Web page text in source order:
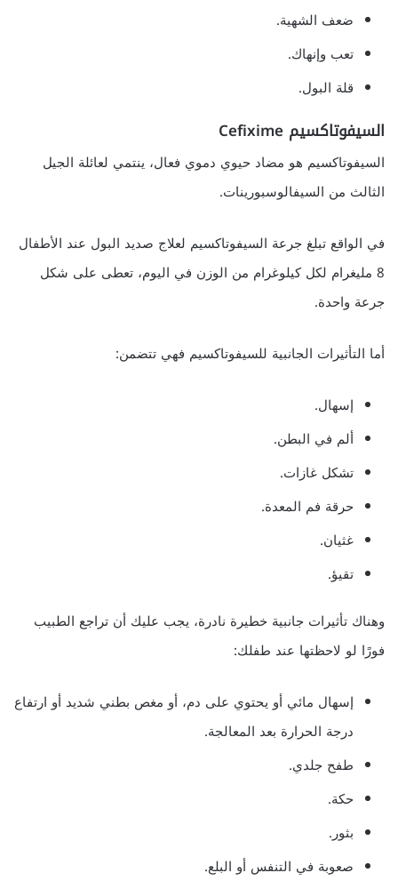
ضعف الشهية.
تعب وإنهاك.
قلة البول.
السيفوتاكسيم Cefixime
السيفوتاكسيم هو مضاد حيوي دموي فعال، ينتمي لعائلة الجيل
الثالث من السيفالوسبورينات.
في الواقع تبلغ جرعة السيفوتاكسيم لعلاج صديد البول عند الأطفال
8 مليغرام لكل كيلوغرام من الوزن في اليوم، تعطى على شكل
جرعة واحدة.
أما التأثيرات الجانبية للسيفوتاكسيم فهي تتضمن:
إسهال.
ألم في البطن.
تشكل غازات.
حرقة فم المعدة.
غثيان.
تقيؤ.
وهناك تأثيرات جانبية خطيرة نادرة، يجب عليك أن تراجع الطبيب
فورًا لو لاحظتها عند طفلك:
إسهال مائي أو يحتوي على دم، أو مغص بطني شديد أو ارتفاع
درجة الحرارة بعد المعالجة.
طفح جلدي.
حكة.
بثور.
صعوبة في التنفس أو البلع.